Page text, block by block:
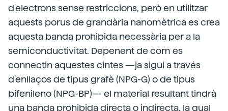
d'electrons sense restriccions, però en utilitzar
aquests porus de grandària nanomètrica es crea
aquesta banda prohibida necessària per a la
semiconductivitat. Depenent de com es
connectin aquestes cintes —ja sigui a través
d'enllaços de tipus grafè (NPG-G) o de tipus
bifenileno (NPG-BP)— el material resultant tindrà
una banda prohibida directa o indirecta, la qual